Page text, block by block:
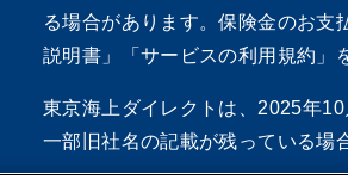
る場合があります。保険金のお支
説明書」「サービスの利用規約」
東京海上ダイレクトは、2025年
一部旧社名の記載が残っている場